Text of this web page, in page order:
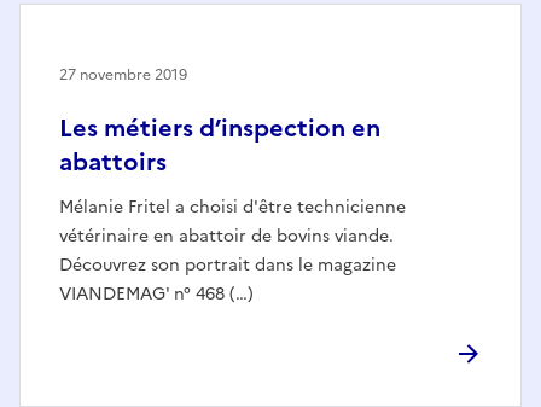
Les métiers d’inspection en
abattoirs
Mélanie Fritel a choisi d'être technicienne
vétérinaire en abattoir de bovins viande.
Découvrez son portrait dans le magazine
VIANDEMAG' n° 468 (…)
27 novembre 2019